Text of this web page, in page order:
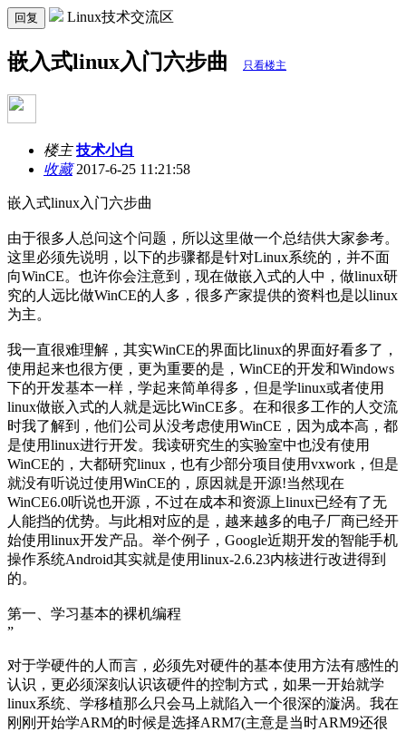
回复 Linux技术交流区
嵌入式linux入门六步曲 只看楼主
楼主 技术小白
收藏2017-6-25 11:21:58
嵌入式linux入门六步曲
由于很多人总问这个问题，所以这里做一个总结供大家参考。
这里必须先说明，以下的步骤都是针对Linux系统的，并不面
向WinCE。也许你会注意到，现在做嵌入式的人中，做linux研
究的人远比做WinCE的人多，很多产家提供的资料也是以linux
为主。
我一直很难理解，其实WinCE的界面比linux的界面好看多了，
使用起来也很方便，更为重要的是，WinCE的开发和Windows
下的开发基本一样，学起来简单得多，但是学linux或者使用
linux做嵌入式的人就是远比WinCE多。在和很多工作的人交流
时我了解到，他们公司从没考虑使用WinCE，因为成本高，都
是使用linux进行开发。我读研究生的实验室中也没有使用
WinCE的，大都研究linux，也有少部分项目使用vxwork，但是
就没有听说过使用WinCE的，原因就是开源!当然现在
WinCE6.0听说也开源，不过在成本和资源上linux已经有了无
人能挡的优势。与此相对应的是，越来越多的电子厂商已经开
始使用linux开发产品。举个例子，Google近期开发的智能手机
操作系统Android其实就是使用linux-2.6.23内核进行改进得到
的。
第一、学习基本的裸机编程
”
对于学硬件的人而言，必须先对硬件的基本使用方法有感性的
认识，更必须深刻认识该硬件的控制方式，如果一开始就学
linux系统、学移植那么只会马上就陷入一个很深的漩涡。我在
刚刚开始学ARM的时候是选择ARM7(主意是当时ARM9还很